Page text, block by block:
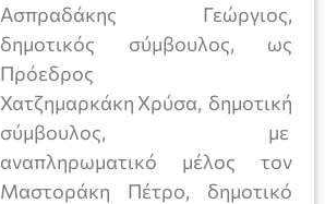
Ασπραδάκης Γεώργιος,
δημοτικός σύμβουλος, ως
Πρόεδρος
Χατζημαρκάκη Χρύσα, δημοτική
σύμβουλος, με
αναπληρωματικό μέλος τον
Μαστοράκη Πέτρο, δημοτικό